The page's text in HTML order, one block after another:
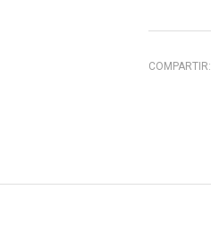
COMPARTIR: